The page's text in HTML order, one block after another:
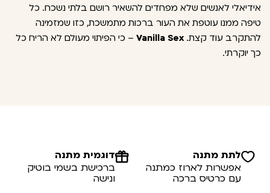
אידיאלי לאנשים שלא מפחדים להשאיר רושם בלתי נשכח. כל
טיפה ממנו עוטפת את העור ברכות מתמשכת, כזו שמזמינה
להתקרב עוד קצת.Vanilla Sex – כי הפיתוי מעולם לא הריח כל
כך יוקרתי.
לתת מתנה
אפשרות לארוז כמתנה
עם כרטיס ברכה
דוגמית מתנה
ברכישת בשמי בוטיק
ונישה